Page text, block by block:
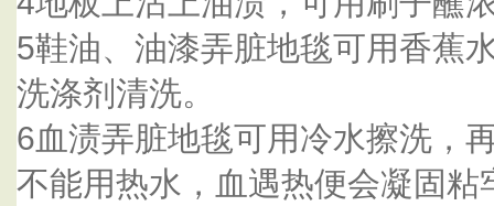
5鞋油、油漆弄脏地毯可用香蕉
洗涤剂清洗。
6血渍弄脏地毯可用冷水擦洗，
不能用热水，血遇热便会凝固粘